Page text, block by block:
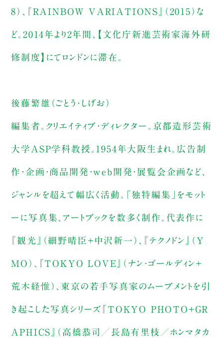
8）、『RAINBOW VARIATIONS』（2015）な
ど。2014年より2年間、【文化庁新進芸術家海外研
修制度】にてロンドンに滞在。
後藤繁雄（ごとう・しげお）
編集者。クリエイティブ・ディレクター。京都造形芸術
大学ASP学科教授。1954年大阪生まれ。広告制
作・企画・商品開発・web開発・展覧会企画など、
ジャンルを超えて幅広く活動。「独特編集」をモット
ーに写真集、アートブックを数多く制作。代表作に
『観光』（細野晴臣＋中沢新一）、『テクノドン』（Y
MO）、『TOKYO LOVE』（ナン・ゴールディン＋
荒木経惟）、東京の若手写真家のムーブメントを引
き起こした写真シリーズ『TOKYO PHOTO+GR
APHICS』（高橋恭司／長島有里枝／ホンマタカ